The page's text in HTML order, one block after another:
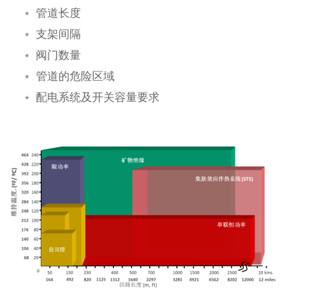
﹡ 管道长度
﹡ 支架间隔
﹡ 阀门数量
﹡ 管道的危险区域
﹡ 配电系统及开关容量要求